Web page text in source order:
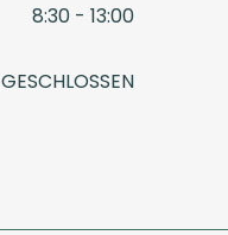
8:30 - 13:00
GESCHLOSSEN